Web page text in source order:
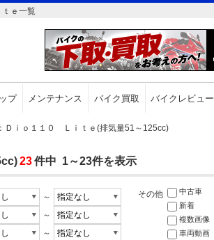
ｅ一覧
プ メンテナンス バイク買取 バイクレビュー
Ｄｉｏ１１０ Ｌｉｔｅ(排気量51～125cc)
23件中 1～23件を表示
～
～
～
その他 中古車
新着
複数画像
車両動画